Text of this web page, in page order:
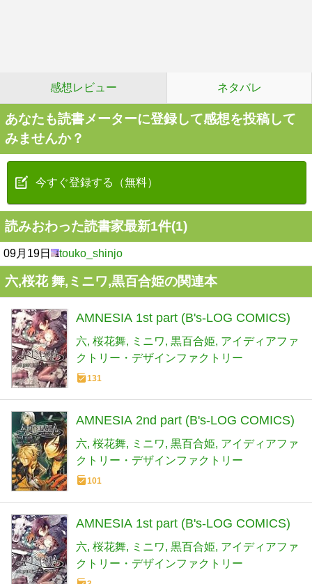
感想レビュー ネタバレ
あなたも読書メーターに登録して感想を投稿して
みませんか？
今すぐ登録する（無料）
読みおわった読書家最新1件(1)
09月19日 touko_shinjo
六,桜花 舞,ミニワ,黒百合姫の関連本
AMNESIA 1st part (B's-LOG COMICS)
六 桜花舞 ミニワ 黒百合姫 アイディアファ
クトリー・デザインファクトリー
131
AMNESIA 2nd part (B's-LOG COMICS)
六 桜花舞 ミニワ 黒百合姫 アイディアファ
クトリー・デザインファクトリー
101
AMNESIA 1st part (B's-LOG COMICS)
六 桜花舞 ミニワ 黒百合姫 アイディアファ
クトリー・デザインファクトリー